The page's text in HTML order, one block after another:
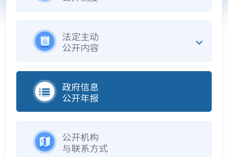
法定主动
公开内容
政府信息
公开年报
公开机构
与联系方式